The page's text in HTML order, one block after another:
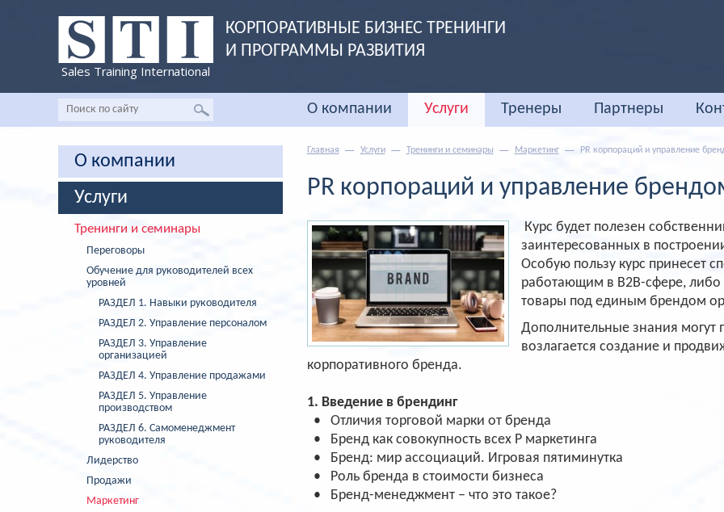
Sales Training International
КОРПОРАТИВНЫЕ БИЗНЕС ТРЕНИНГИ
И ПРОГРАММЫ РАЗВИТИЯ
О компании Услуги Тренеры Партнеры
О компании
Услуги
Тренинги и семинары
Переговоры
Обучение для руководителей всех
уровней
РАЗДЕЛ 1. Навыки руководителя
РАЗДЕЛ 2. Управление персоналом
РАЗДЕЛ 3. Управление
организацией
РАЗДЕЛ 4. Управление продажами
РАЗДЕЛ 5. Управление
производством
РАЗДЕЛ 6. Самоменеджмент
руководителя
Лидерство
Продажи
Маркетинг
Главная Услуги Тренинги и семинары Маркетинг PR корпораций и управление
PR корпораций и управление
Курс будет полезен
заинтересованных в
Особую пользу курс принесет
работающим в B2B-сфере,
товары под единым брендом
Дополнительные знания могут
возлагается создание и
корпоративного бренда.
1. Введение в брендинг
• Отличия торговой марки от бренда
• Бренд как совокупность всех P маркетинга
• Бренд: мир ассоциаций. Игровая пятиминутка
• Роль бренда в стоимости бизнеса
• Бренд-менеджмент – что это такое?